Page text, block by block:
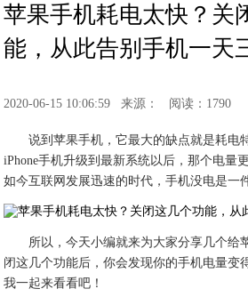
苹果手机耗电太快？关
能，从此告别手机一天
2020-06-15 10:06:59 来源： 阅读：1790
说到苹果手机，它最大的缺点就是耗电
iPhone手机升级到最新系统以后，那个电量
如今互联网发展迅速的时代，手机没电是一
所以，今天小编就来为大家分享几个给
闭这几个功能后，你会发现你的手机电量变
我一起来看看吧！